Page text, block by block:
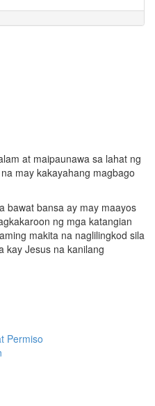
at maipaunawa sa lahat ng
may kakayahang magbago
bawat bansa ay may maayos
ng mga katangian
makita na naglilingkod sila
kay Jesus na kanilang
Permiso